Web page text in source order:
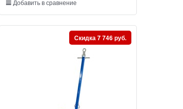
Добавить в сравнение
Скидка 7 746 руб.